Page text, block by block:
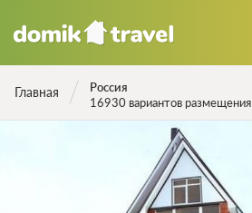
Главная
Россия
16930 вариантов размещения